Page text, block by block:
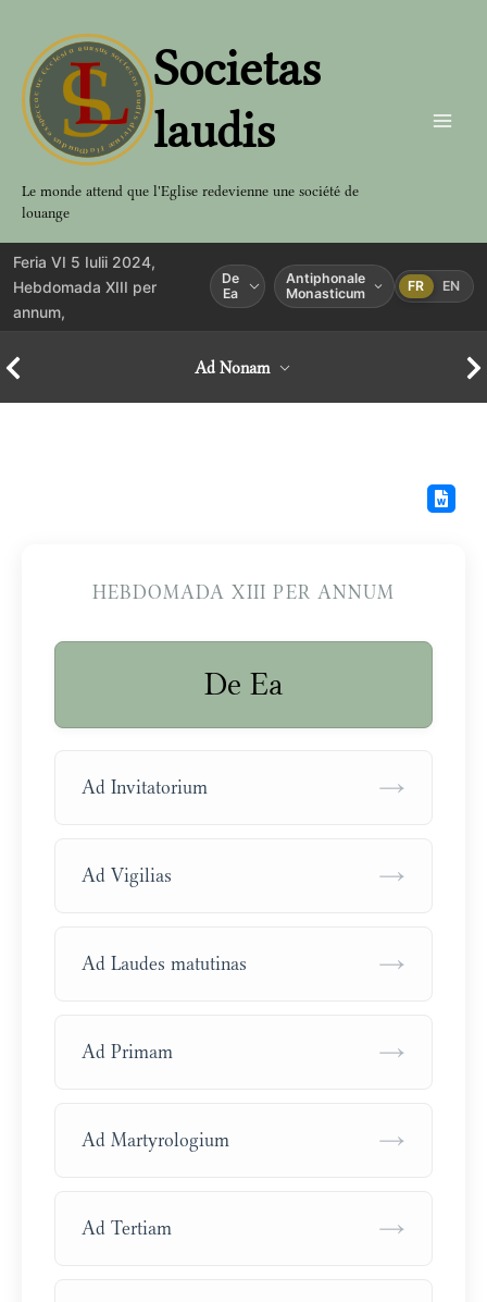
contenu
Societas
laudis
Le monde attend que l'Eglise redevienne une société de
louange
Feria VI 5 Iulii 2024,
Hebdomada XIII per
annum,
De
Ea
Antiphonale
Monasticum
FR EN
Ad Nonam
HEBDOMADA XIII PER ANNUM
De Ea
Ad Invitatorium →
Ad Vigilias →
Ad Laudes matutinas →
Ad Primam →
Ad Martyrologium →
Ad Tertiam →